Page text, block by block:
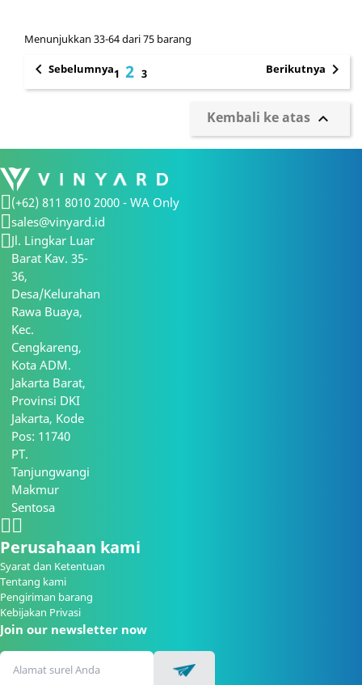
Menunjukkan 33-64 dari 75 barang
 Sebelumnya1 2 3 Berikutnya 
Kembali ke atas 
(+62) 811 8010 2000 - WA Only
sales@vinyard.id
Jl. Lingkar Luar
Barat Kav. 35-
36,
Desa/Kelurahan
Rawa Buaya,
Kec.
Cengkareng,
Kota ADM.
Jakarta Barat,
Provinsi DKI
Jakarta, Kode
Pos: 11740
PT.
Tanjungwangi
Makmur
Sentosa
Perusahaan kami
Syarat dan Ketentuan
Tentang kami
Pengiriman barang
Kebijakan Privasi
Join our newsletter now